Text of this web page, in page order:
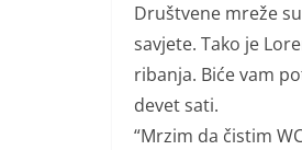
Društvene mreže
savjete. Tako je
ribanja. Biće vam
devet sati.
“Mrzim da čistim